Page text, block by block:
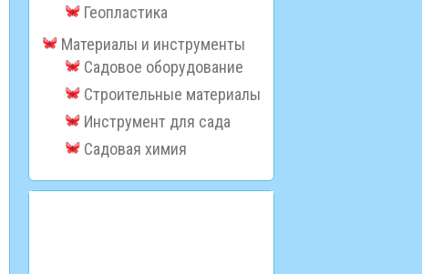
Геопластика
Материалы и инструменты
Садовое оборудование
Строительные материалы
Инструмент для сада
Садовая химия